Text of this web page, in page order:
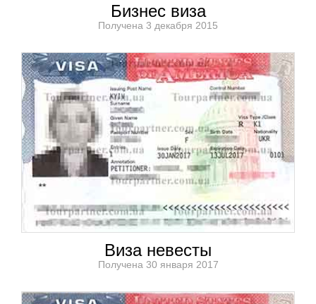
Бизнес виза
Получена 3 декабря 2015
Виза невесты
Получена 30 января 2017